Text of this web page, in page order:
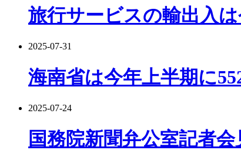
旅行サービスの輸出入は
2025-07-31
海南省は今年上半期に
2025-07-24
国務院新聞弁公室記者